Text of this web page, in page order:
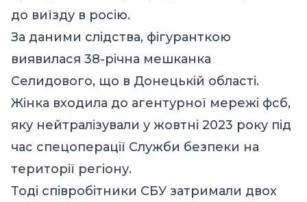
до виїзду в росію.
За даними слідства, фігуранткою
виявилася 38-річна мешканка
Селидового, що в Донецькій області.
Жінка входила до агентурної мережі фсб,
яку нейтралізували у жовтні 2023 року під
час спецоперації Служби безпеки на
території регіону.
Тоді співробітники СБУ затримали двох